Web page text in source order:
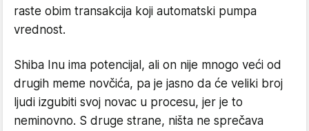
raste obim transakcija koji automatski pumpa
vrednost.
Shiba Inu ima potencijal, ali on nije mnogo veći od
drugih meme novčića, pa je jasno da će veliki broj
ljudi izgubiti svoj novac u procesu, jer je to
neminovno. S druge strane, ništa ne sprečava